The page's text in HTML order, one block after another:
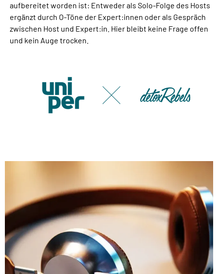
aufbereitet worden ist: Entweder als Solo-Folge des Hosts
ergänzt durch O-Töne der Expert:innen oder als Gespräch
zwischen Host und Expert:in. Hier bleibt keine Frage offen
und kein Auge trocken.